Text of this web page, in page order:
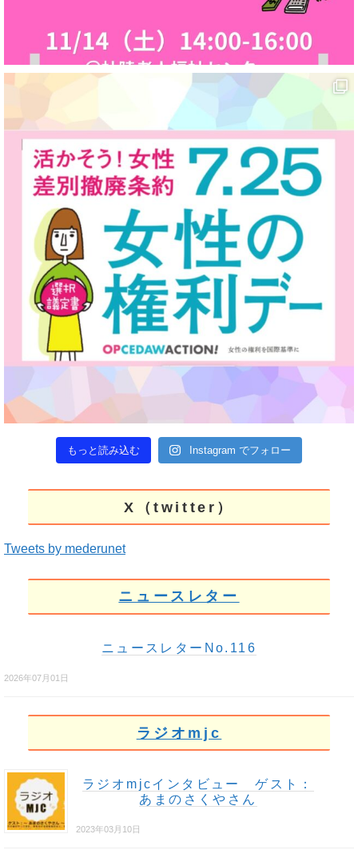
もっと読み込む Instagram でフォロー
X（twitter）
Tweets by mederunet
ニュースレター
ニュースレターNo.116
2026年07月01日
ラジオmjc
ラジオmjcインタビュー ゲスト：
あまのさくやさん
2023年03月10日